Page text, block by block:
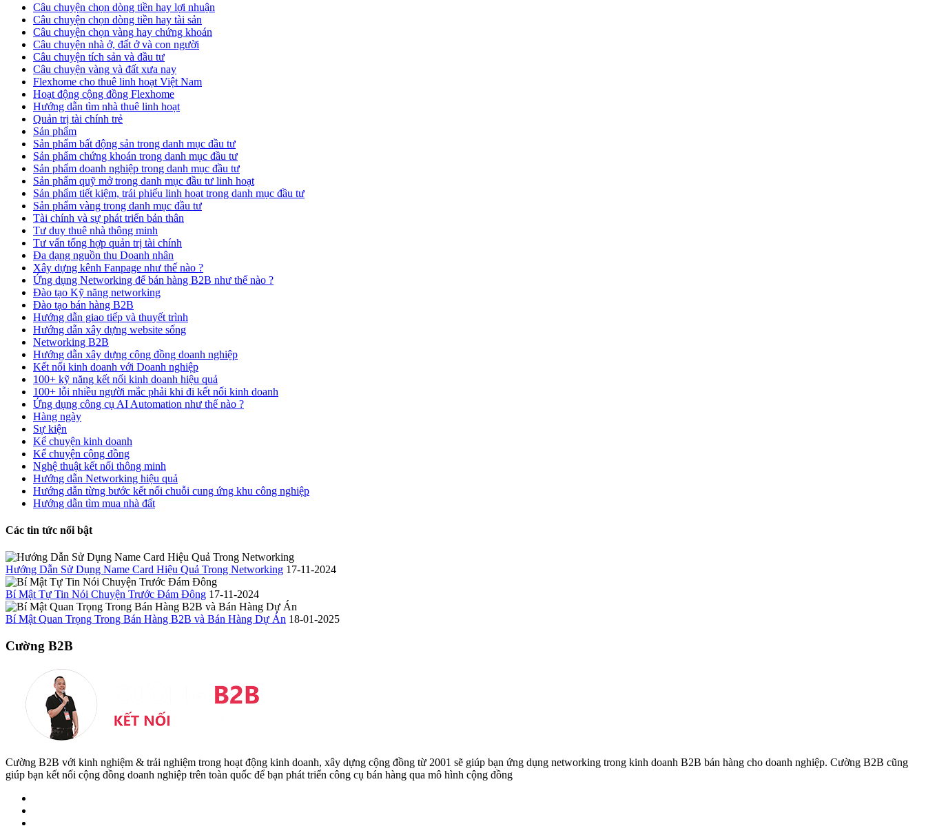
Câu chuyện chọn dòng tiền hay lợi nhuận
Câu chuyện chọn dòng tiền hay tài sản
Câu chuyện chọn vàng hay chứng khoán
Câu chuyện nhà ở, đất ở và con người
Câu chuyện tích sản và đầu tư
Câu chuyện vàng và đất xưa nay
Flexhome cho thuê linh hoạt Việt Nam
Hoạt động cộng đồng Flexhome
Hướng dẫn tìm nhà thuê linh hoạt
Quản trị tài chính trẻ
Sản phẩm
Sản phẩm bất động sản trong danh mục đầu tư
Sản phẩm chứng khoán trong danh mục đầu tư
Sản phẩm doanh nghiệp trong danh mục đầu tư
Sản phẩm quỹ mở trong danh mục đầu tư linh hoạt
Sản phẩm tiết kiệm, trái phiếu linh hoạt trong danh mục đầu tư
Sản phẩm vàng trong danh mục đầu tư
Tài chính và sự phát triển bản thân
Tư duy thuê nhà thông minh
Tư vấn tổng hợp quản trị tài chính
Đa dạng nguồn thu Doanh nhân
Xây dựng kênh Fanpage như thế nào ?
Ứng dụng Networking để bán hàng B2B như thế nào ?
Đào tạo Kỹ năng networking
Đào tạo bán hàng B2B
Hướng dẫn giao tiếp và thuyết trình
Hướng dẫn xây dựng website sống
Networking B2B
Hướng dẫn xây dựng cộng đồng doanh nghiệp
Kết nối kinh doanh với Doanh nghiệp
100+ kỹ năng kết nối kinh doanh hiệu quả
100+ lỗi nhiều người mắc phải khi đi kết nối kinh doanh
Ứng dụng công cụ AI Automation như thế nào ?
Hàng ngày
Sự kiện
Kể chuyện kinh doanh
Kể chuyện cộng đồng
Nghệ thuật kết nối thông minh
Hướng dẫn Networking hiệu quả
Hướng dẫn từng bước kết nối chuỗi cung ứng khu công nghiệp
Hướng dẫn tìm mua nhà đất
Các tin tức nổi bật
Hướng Dẫn Sử Dụng Name Card Hiệu Quả Trong Networking 17-11-2024
Bí Mật Tự Tin Nói Chuyện Trước Đám Đông 17-11-2024
Bí Mật Quan Trọng Trong Bán Hàng B2B và Bán Hàng Dự Án 18-01-2025
Cường B2B
Cường B2B với kinh nghiệm & trải nghiệm trong hoạt động kinh doanh, xây dựng cộng đồng từ 2001 sẽ giúp bạn ứng dụng networking trong kinh doanh B2B bán hàng cho doanh nghiệp. Cường B2B cũng
giúp bạn kết nối cộng đồng doanh nghiệp trên toàn quốc để bạn phát triển công cụ bán hàng qua mô hình cộng đồng